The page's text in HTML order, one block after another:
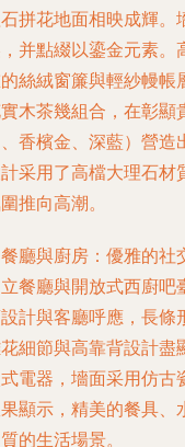
拼花地面相映成輝。
并點綴以鎏金元素。
絲絨窗簾與輕紗幔帳
木茶幾組合，在彰顯
香檳金、深藍）營造
采用了高檔大理石材
推向高潮。
餐廳與廚房：優雅的社
餐廳與開放式西廚吧
計與客廳呼應，長條
細節與高靠背設計盡
電器，墻面采用仿古
顯示，精美的餐具、
的生活場景。